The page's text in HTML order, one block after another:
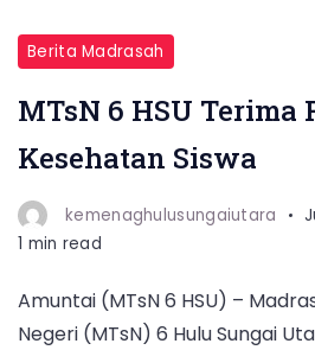
Berita Madrasah
MTsN 6 HSU Terima
Kesehatan Siswa
kemenaghulusungaiutara
1 min read
Amuntai (MTsN 6 HSU) –
Negeri (MTsN) 6 Hulu Sungai